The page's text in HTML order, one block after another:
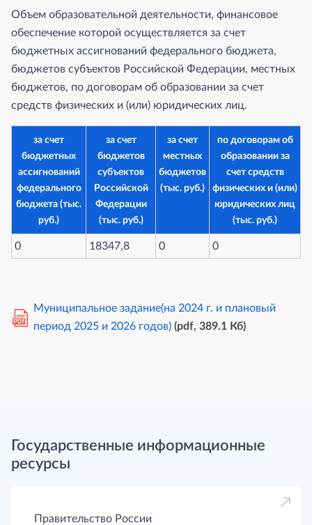
Объем образовательной деятельности, финансовое
обеспечение которой осуществляется за счет
бюджетных ассигнований федерального бюджета,
бюджетов субъектов Российской Федерации, местных
бюджетов, по договорам об образовании за счет
средств физических и (или) юридических лиц.
за счет
бюджетных
ассигнований
федерального
бюджета (тыс.
руб.)
за счет
бюджетов
субъектов
Российской
Федерации
(тыс. руб.)
за счет
местных
бюджетов
(тыс. руб.)
по договорам об
образовании за
счет средств
физических и (или)
юридических лиц
(тыс. руб.)
0 ⁠18347,8 0 0
PDF
Муниципальное задание(на 2024 г. и плановый
период 2025 и 2026 годов) (pdf, 389.1 Кб)
Государственные информационные
ресурсы
Правительство России